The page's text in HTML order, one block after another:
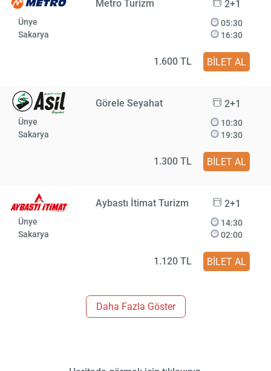
Metro Turizm 2+1
Ünye
Sakarya
05:30
16:30
1.600 TL BİLET AL
Görele Seyahat 2+1
Ünye
Sakarya
10:30
19:30
1.300 TL BİLET AL
Aybastı İtimat Turizm 2+1
Ünye
Sakarya
14:30
02:00
1.120 TL BİLET AL
Daha Fazla Göster